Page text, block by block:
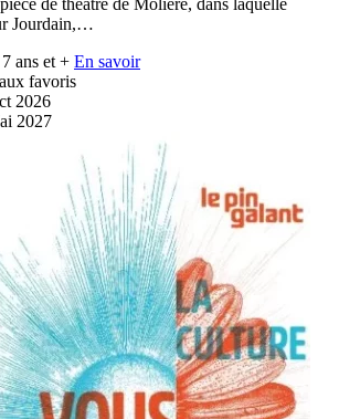
de théâtre de Molière, dans laquelle
Jourdain,…
ans et + En savoir
favoris
2026
2027